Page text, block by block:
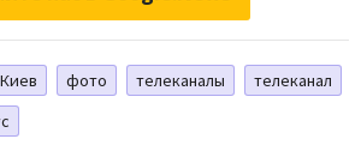
Киев фото телеканалы
телеканал